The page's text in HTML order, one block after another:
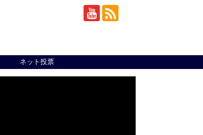
ネット投票